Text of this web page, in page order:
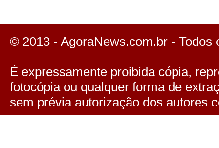
© 2013 - AgoraNews.com.br - Todos
É expressamente proibida cópia,
fotocópia ou qualquer forma de
sem prévia autorização dos autores